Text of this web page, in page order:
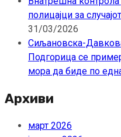
полицајци за
31/03/2026
Сиљановска-
Подгорица се
мора да биде по
Архиви
март 2026